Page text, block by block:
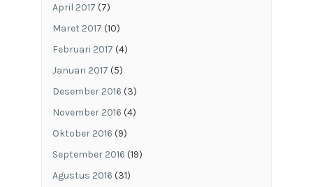
April 2017 (7)
Maret 2017 (10)
Februari 2017 (4)
Januari 2017 (5)
Desember 2016 (3)
November 2016 (4)
Oktober 2016 (9)
September 2016 (19)
Agustus 2016 (31)